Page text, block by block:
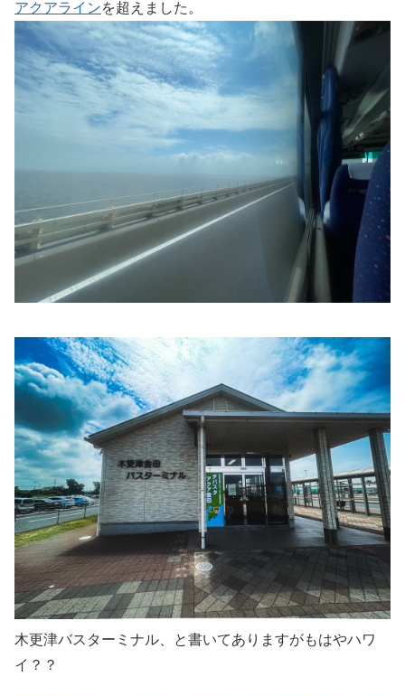
アクアラインを超えました。
木更津バスターミナル、と書いてありますがもはやハワ
イ？？